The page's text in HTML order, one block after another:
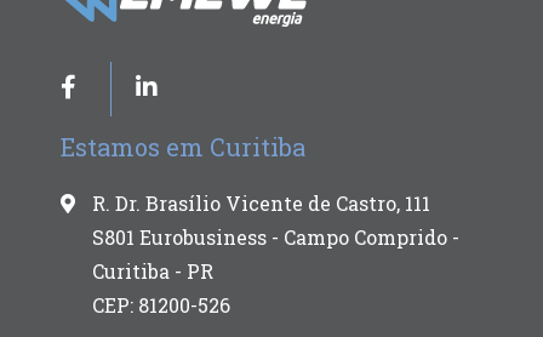
Estamos em Curitiba
R. Dr. Brasílio Vicente de Castro, 111
S801 Eurobusiness - Campo Comprido -
Curitiba - PR
CEP: 81200-526